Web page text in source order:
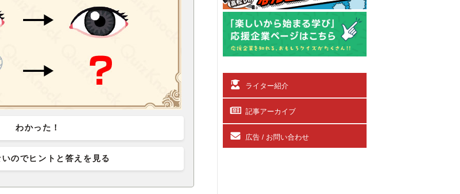
わかった！
のでヒントと答えを見る
ライター紹介
記事アーカイブ
広告 / お問い合わせ